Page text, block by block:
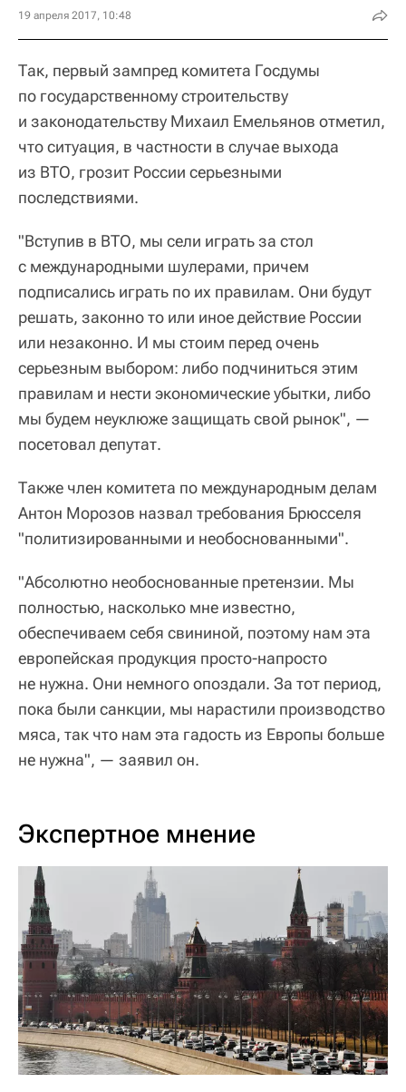
19 апреля 2017, 10:48
Так, первый зампред комитета Госдумы
по государственному строительству
и законодательству Михаил Емельянов отметил,
что ситуация, в частности в случае выхода
из ВТО, грозит России серьезными
последствиями.
"Вступив в ВТО, мы сели играть за стол
с международными шулерами, причем
подписались играть по их правилам. Они будут
решать, законно то или иное действие России
или незаконно. И мы стоим перед очень
серьезным выбором: либо подчиниться этим
правилам и нести экономические убытки, либо
мы будем неуклюже защищать свой рынок", —
посетовал депутат.
Также член комитета по международным делам
Антон Морозов назвал требования Брюсселя
"политизированными и необоснованными".
"Абсолютно необоснованные претензии. Мы
полностью, насколько мне известно,
обеспечиваем себя свининой, поэтому нам эта
европейская продукция просто-напросто
не нужна. Они немного опоздали. За тот период,
пока были санкции, мы нарастили производство
мяса, так что нам эта гадость из Европы больше
не нужна", — заявил он.
Экспертное мнение